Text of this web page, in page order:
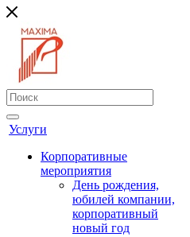
Услуги
Корпоративные
мероприятия
День рождения,
юбилей компании,
корпоративный
новый год